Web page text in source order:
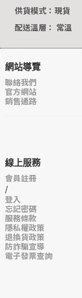
供貨模式：現貨
配送溫層： 常溫
網站導覽
聯絡我們
官方網站
銷售通路
線上服務
會員註冊
/
登入
忘記密碼
服務條款
隱私權政策
退換貨政策
防詐騙宣導
電子發票查詢